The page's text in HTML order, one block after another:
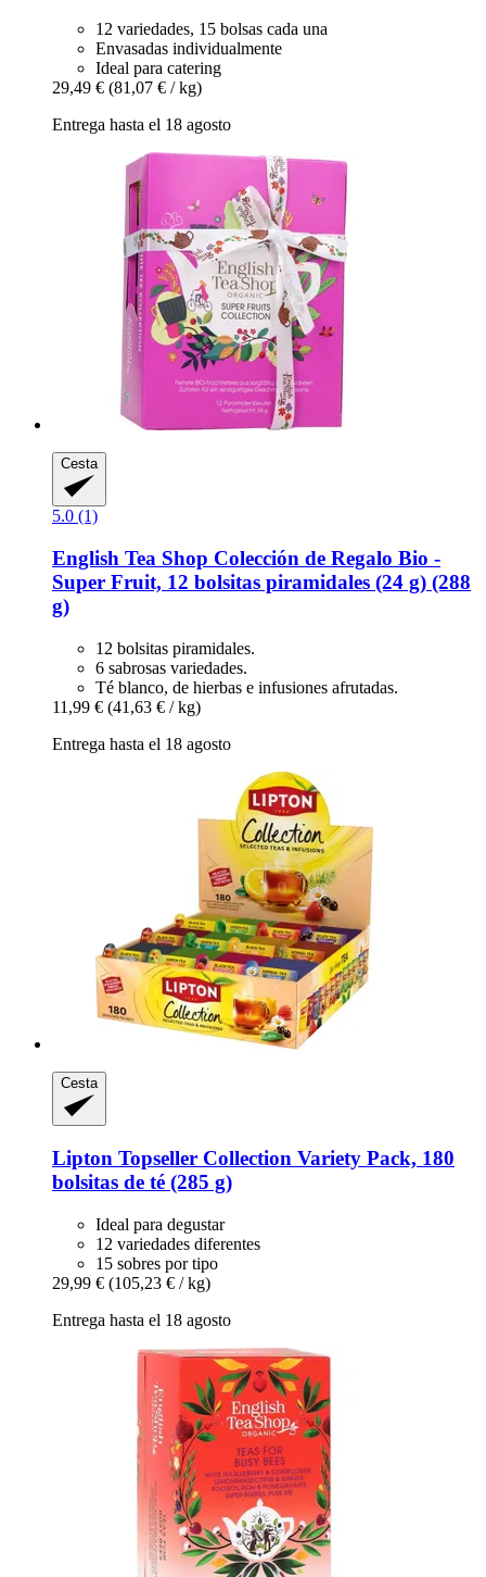
12 variedades, 15 bolsas cada una
Envasadas individualmente
Ideal para catering
29,49 € (81,07 € / kg)
Entrega hasta el 18 agosto
Cesta
5.0 (1)
English Tea Shop Colección de Regalo Bio -​
Super Fruit, 12 bolsitas piramidales (24 g) (288
g)
12 bolsitas piramidales.
6 sabrosas variedades.
Té blanco, de hierbas e infusiones afrutadas.
11,99 € (41,63 € / kg)
Entrega hasta el 18 agosto
Cesta
Lipton Topseller Collection Variety Pack, 180
bolsitas de té (285 g)
Ideal para degustar
12 variedades diferentes
15 sobres por tipo
29,99 € (105,23 € / kg)
Entrega hasta el 18 agosto